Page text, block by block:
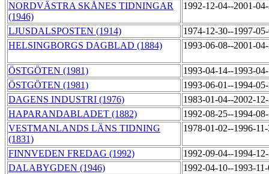
NORDVÄSTRA SKÅNES TIDNINGAR
(1946)
1992-12-04--2001-
LJUSDALSPOSTEN (1914)
1974-12-30--1997-
HELSINGBORGS DAGBLAD (1884)
1993-06-08--2001-
ÖSTGÖTEN (1981)
1993-04-14--1993-
ÖSTGÖTEN (1981)
1993-06-01--1994-
DAGENS INDUSTRI (1976)
1983-01-04--2002-
HAPARANDABLADET (1882)
1992-08-25--1994-
VESTMANLANDS LÄNS TIDNING
(1831)
1978-01-02--1996-
FINNVEDEN FREDAG (1992)
1992-09-04--1994-
DALABYGDEN (1946)
1992-04-10--1993-